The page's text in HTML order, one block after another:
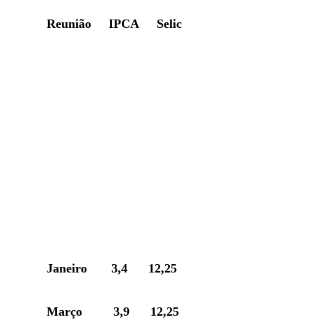
Reunião IPCA Selic
Janeiro 3,4 12,25
Março 3,9 12,25